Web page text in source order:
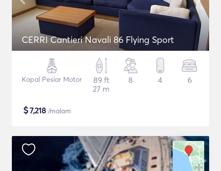
CERRI Cantieri Navali 86 Flying Sport
Kapal Pesiar Motor
89 ft
27 m
8 4 6
$7,218 /malam